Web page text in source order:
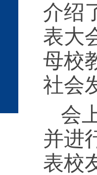
介绍
表大
母校
社会
会
并进
表校